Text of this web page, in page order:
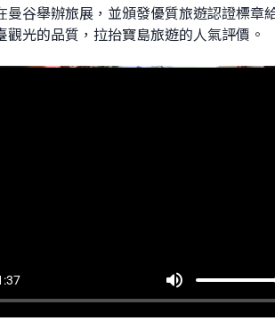
曼谷舉辦旅展，並頒發優質旅遊認證標
觀光的品質，拉抬寶島旅遊的人氣評價。
volume_up